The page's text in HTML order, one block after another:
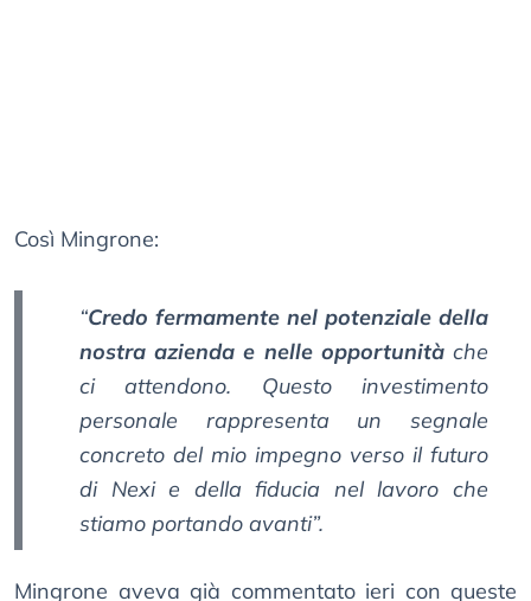
Così Mingrone:
“Credo fermamente nel potenziale della
nostra azienda e nelle opportunitàche
ci attendono. Questo investimento
personale rappresenta un segnale
concreto del mio impegno verso il futuro
di Nexi e della fiducia nel lavoro che
stiamo portando avanti”.
Mingrone aveva già commentato ieri con queste